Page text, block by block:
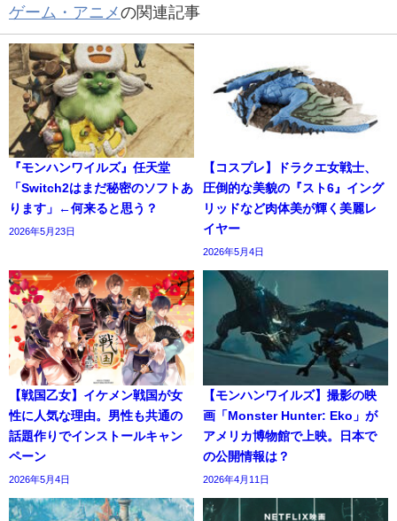
ゲーム・アニメの関連記事
『モンハンワイルズ』任天堂
「Switch2はまだ秘密のソフトあ
ります」←何来ると思う？
2026年5月23日
【コスプレ】ドラクエ女戦士、
圧倒的な美貌の『スト6』イング
リッドなど肉体美が輝く美麗レ
イヤー
2026年5月4日
【戦国乙女】イケメン戦国が女
性に人気な理由。男性も共通の
話題作りでインストールキャン
ペーン
2026年5月4日
【モンハンワイルズ】撮影の映
画「Monster Hunter: Eko」が
アメリカ博物館で上映。日本で
の公開情報は？
2026年4月11日